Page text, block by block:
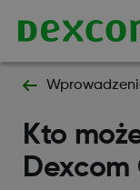
Kto
Dexcom